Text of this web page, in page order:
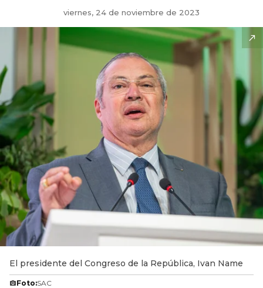
viernes, 24 de noviembre de 2023
El presidente del Congreso de la República, Ivan Name
Foto:SAC